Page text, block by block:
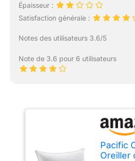
Épaisseur :
Satisfaction générale :
Notes des utilisateurs 3.6/5
Note de 3.6 pour 6 utilisateurs
Pacific
Oreiller